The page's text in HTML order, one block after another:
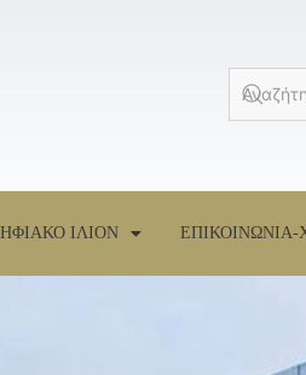
ΙΛΙΟΝ ΕΠΙΚΟΙΝΩΝΙΑ-